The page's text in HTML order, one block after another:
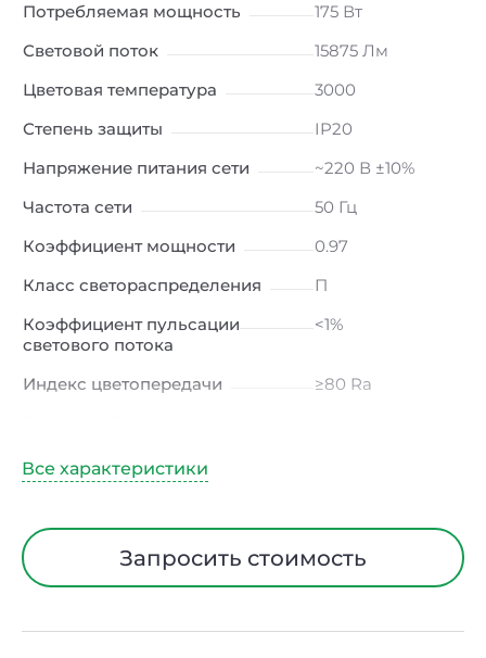
Потребляемая мощность
175 Вт
Световой поток
15875 Лм
Цветовая температура
3000
Степень защиты
IP20
Напряжение питания сети
~220 В ±10%
Частота сети
50 Гц
Коэффициент мощности
0.97
Класс светораспределения
П
Коэффициент пульсации
светового потока
<1%
Индекс цветопередачи
≥80 Ra
Угол рассеивания
Диапазон рабочих
температурЗапросить стоимость